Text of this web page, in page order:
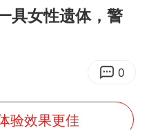
荆斩棘2026》名单
一纸声明甩不了锅
《告全体市民书》
具女性遗体，警
0
验效果更佳